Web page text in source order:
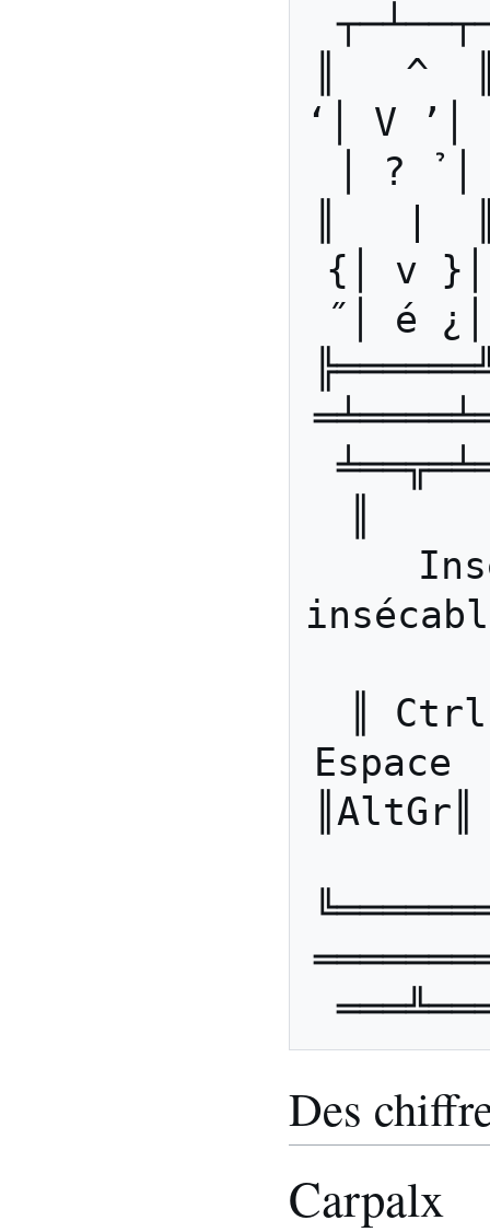
║   ^
‘│ V
│ ?
{│ v
˝│ é
║
Des
Carpalx